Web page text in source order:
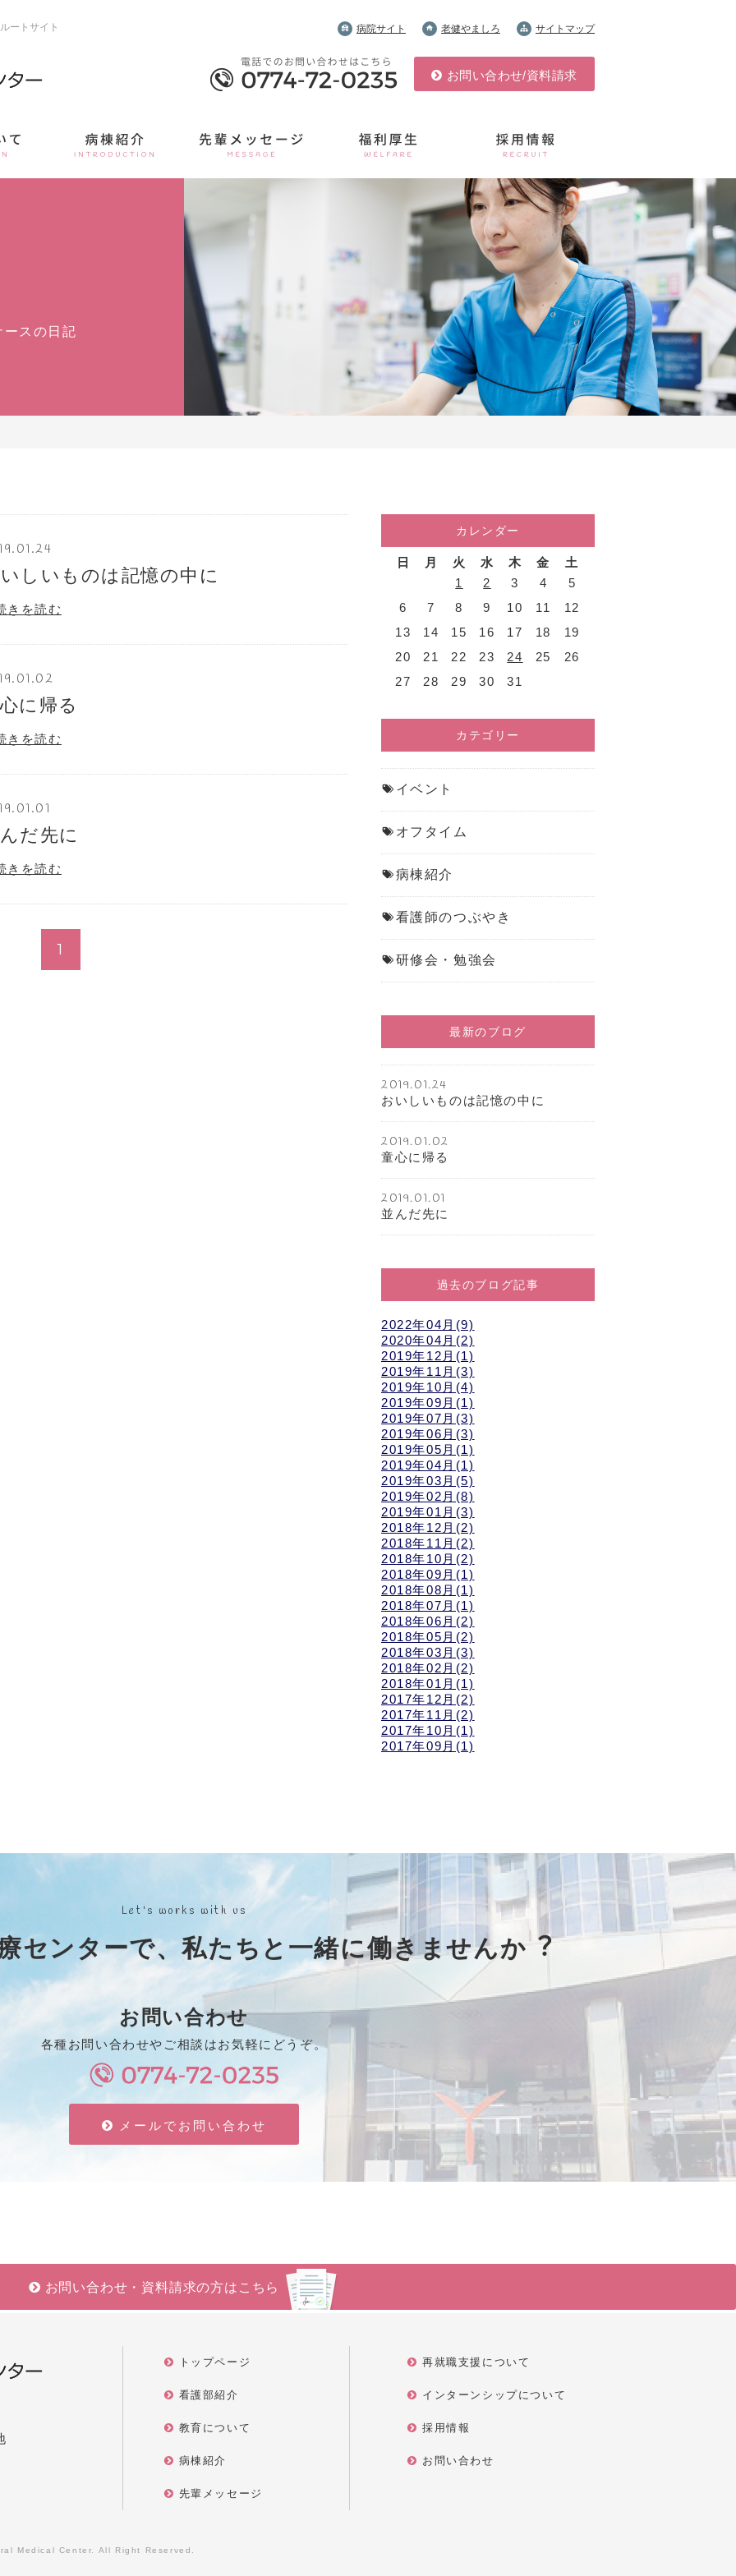
ートサイト 病院サイト ⽼健やましろ サイトマップ
お問い合わせ/資料請求
スの日記
しいものは記憶の中に
きを読む
に帰る
きを読む
だ先に
きを読む
1
カレンダー
日 月 火 水 木 金
土
1
2 3 4
5
6
7 8 9 10 11
12
13
14 15 16 17 18
19
20
21 22 23 24 25
26
27
28 29 30 31
カテゴリー
イベント
オフタイム
病棟紹介
看護師のつぶやき
研修会・勉強会
最新のブログ
2019.01.24
おいしいものは記憶の中に
2019.01.02
童心に帰る
2019.01.01
並んだ先に
過去のブログ記事
2022年04月(9)
2020年04月(2)
2019年12月(1)
2019年11月(3)
2019年10月(4)
2019年09月(1)
2019年07月(3)
2019年06月(3)
2019年05月(1)
2019年04月(1)
2019年03月(5)
2019年02月(8)
2019年01月(3)
2018年12月(2)
2018年11月(2)
2018年10月(2)
2018年09月(1)
2018年08月(1)
2018年07月(1)
2018年06月(2)
2018年05月(2)
2018年03月(3)
2018年02月(2)
2018年01月(1)
2017年12月(2)
2017年11月(2)
2017年10月(1)
2017年09月(1)
Let's works with us
センターで、私たちと⼀緒に働きませんか︖
お問い合わせ
各種お問い合わせやご相談はお気軽にどうぞ。
メールでお問い合わせ
お問い合わせ・資料請求の方はこちら
トップページ
看護部紹介
教育について
病棟紹介
先輩メッセージ
再就職支援について
インターンシップについて
採用情報
お問い合わせ
Medical Center. All Right Reserved.